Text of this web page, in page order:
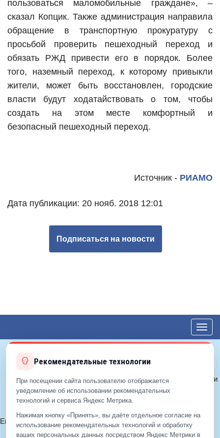
пользоваться маломобильные граждане», –
сказал Копцик. Также администрация направила
обращение в транспортную прокуратуру с
просьбой проверить пешеходный переход и
обязать РЖД привести его в порядок. Более
того, наземный переход, к которому привыкли
жители, может быть восстановлен, городские
власти будут ходатайствовать о том, чтобы
создать на этом месте комфортный и
безопасный пешеходный переход.
Источник - РИАМО
Дата публикации: 20 нояб. 2018 12:01
Подписаться на новости
© 2012—2026 ЕДС-Королёв
Политика конфиденциальности
Политика cookie
Согласие на обработку ПДн
Email: info@eds-korolev.ru
+7 (499) 929-99-99
Рекомендательные технологии
При посещении сайта пользователю отображается
уведомление об использовании рекомендательных
технологий и сервиса Яндекс Метрика.
Нажимая кнопку «Принять», вы даёте отдельное согласие на
использование рекомендательных технологий и обработку
ваших персональных данных посредством Яндекс Метрики в